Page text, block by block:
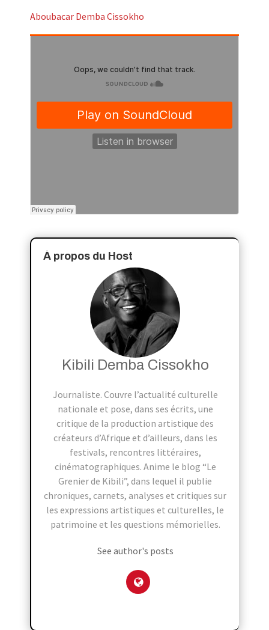
Aboubacar Demba Cissokho
À propos du Host
Kibili Demba Cissokho
Journaliste. Couvre l’actualité culturelle
nationale et pose, dans ses écrits, une
critique de la production artistique des
créateurs d’Afrique et d’ailleurs, dans les
festivals, rencontres littéraires,
cinématographiques. Anime le blog “Le
Grenier de Kibili”, dans lequel il publie
chroniques, carnets, analyses et critiques sur
les expressions artistiques et culturelles, le
patrimoine et les questions mémorielles.
See author's posts